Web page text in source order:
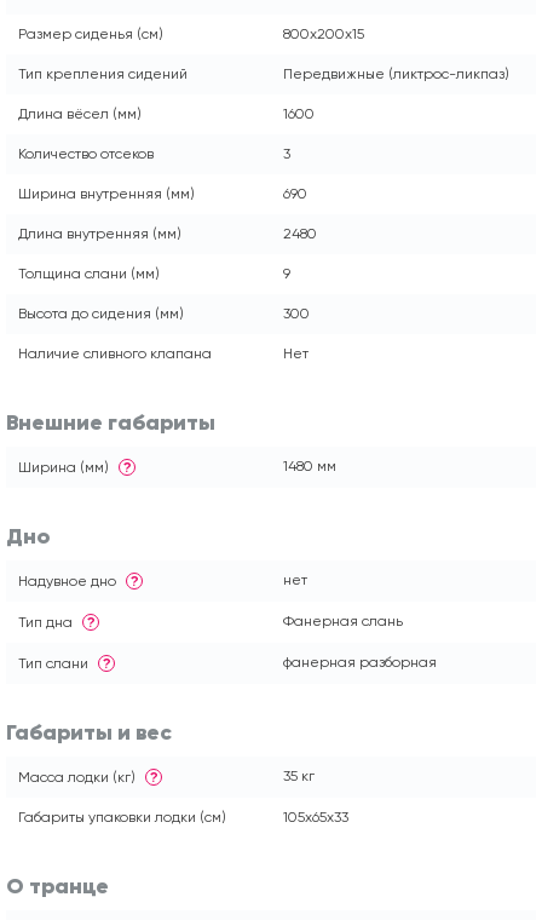
Размер сиденья (см) 800x200x15
Тип крепления сидений Передвижные (ликтрос-ликпаз)
Длина вёсел (мм) 1600
Количество отсеков 3
Ширина внутренняя (мм) 690
Длина внутренняя (мм) 2480
Толщина слани (мм) 9
Высота до сидения (мм) 300
Наличие сливного клапана Нет
Внешние габариты
Ширина (мм) ? 1480 мм
Дно
Надувное дно ? нет
Тип дна ? Фанерная слань
Тип слани ? фанерная разборная
Габариты и вес
Масса лодки (кг) ? 35 кг
Габариты упаковки лодки (см) 105x65x33
О транце